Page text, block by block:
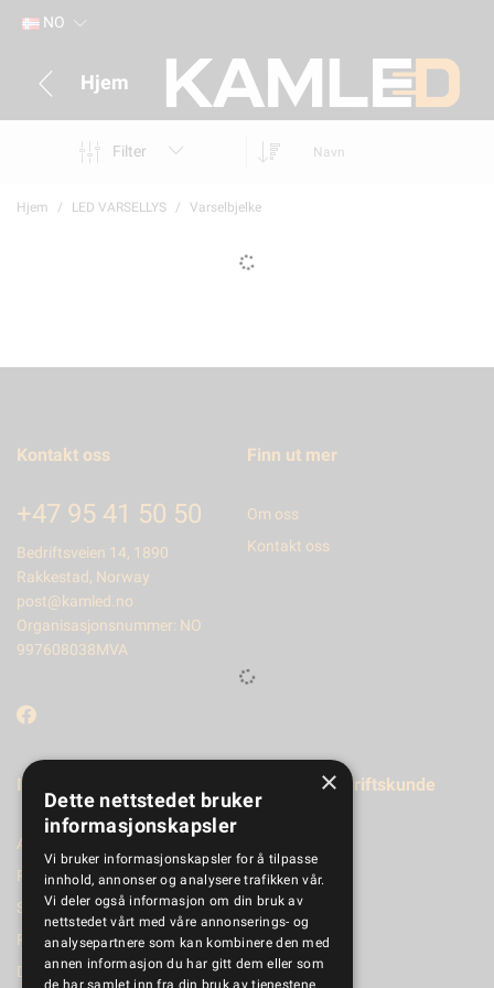
NO
Hjem
Filter Navn
Hjem LED VARSELLYS Varselbjelke
Kontakt oss
+47 95 41 50 50
Bedriftsveien 14, 1890
Rakkestad, Norway
post@kamled.no
Organisasjonsnummer: NO
997608038MVA
Finn ut mer
Om oss
Kontakt oss
Informasjon
Aktuelt
Produktkatalog
Salgsbetingelser
Personvernerklæring
Dokumenter
Registrer bedriftskunde
×
Dette nettstedet bruker
informasjonskapsler
Vi bruker informasjonskapsler for å tilpasse
innhold, annonser og analysere trafikken vår.
Vi deler også informasjon om din bruk av
nettstedet vårt med våre annonserings- og
analysepartnere som kan kombinere den med
annen informasjon du har gitt dem eller som
de har samlet inn fra din bruk av tjenestene